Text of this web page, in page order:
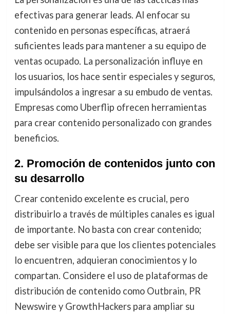
efectivas para generar leads. Al enfocar su
contenido en personas específicas, atraerá
suficientes leads para mantener a su equipo de
ventas ocupado. La personalización influye en
los usuarios, los hace sentir especiales y seguros,
impulsándolos a ingresar a su embudo de ventas.
Empresas como Uberflip ofrecen herramientas
para crear contenido personalizado con grandes
beneficios.
2. Promoción de contenidos junto con
su desarrollo
Crear contenido excelente es crucial, pero
distribuirlo a través de múltiples canales es igual
de importante. No basta con crear contenido;
debe ser visible para que los clientes potenciales
lo encuentren, adquieran conocimientos y lo
compartan. Considere el uso de plataformas de
distribución de contenido como Outbrain, PR
Newswire y GrowthHackers para ampliar su